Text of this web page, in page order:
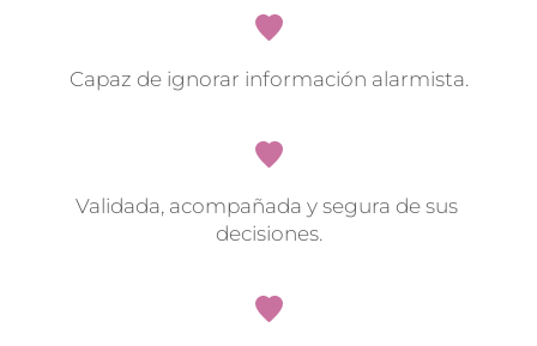
Capaz de ignorar información alarmista.
Validada, acompañada y segura de sus
decisiones.